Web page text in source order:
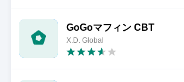
GoGoマフィン CBT
X.D. Global